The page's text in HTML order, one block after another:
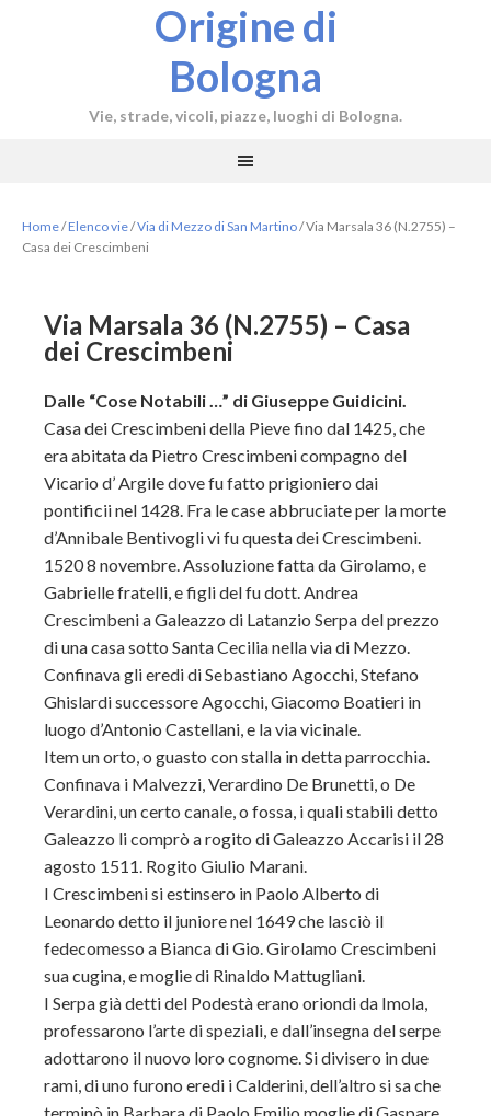
Origine di
Bologna
Vie, strade, vicoli, piazze, luoghi di Bologna.
Home/Elenco vie/Via di Mezzo di San Martino/Via Marsala 36 (N.2755) –
Casa dei Crescimbeni
Via Marsala 36 (N.2755) – Casa
dei Crescimbeni
Dalle “Cose Notabili …” di Giuseppe Guidicini.
Casa dei Crescimbeni della Pieve fino dal 1425, che
era abitata da Pietro Crescimbeni compagno del
Vicario d’ Argile dove fu fatto prigioniero dai
pontificii nel 1428. Fra le case abbruciate per la morte
d’Annibale Bentivogli vi fu questa dei Crescimbeni.
1520 8 novembre. Assoluzione fatta da Girolamo, e
Gabrielle fratelli, e figli del fu dott. Andrea
Crescimbeni a Galeazzo di Latanzio Serpa del prezzo
di una casa sotto Santa Cecilia nella via di Mezzo.
Confinava gli eredi di Sebastiano Agocchi, Stefano
Ghislardi successore Agocchi, Giacomo Boatieri in
luogo d’Antonio Castellani, e la via vicinale.
Item un orto, o guasto con stalla in detta parrocchia.
Confinava i Malvezzi, Verardino De Brunetti, o De
Verardini, un certo canale, o fossa, i quali stabili detto
Galeazzo li comprò a rogito di Galeazzo Accarisi il 28
agosto 1511. Rogito Giulio Marani.
I Crescimbeni si estinsero in Paolo Alberto di
Leonardo detto il juniore nel 1649 che lasciò il
fedecomesso a Bianca di Gio. Girolamo Crescimbeni
sua cugina, e moglie di Rinaldo Mattugliani.
I Serpa già detti del Podestà erano oriondi da Imola,
professarono l’arte di speziali, e dall’insegna del serpe
adottarono il nuovo loro cognome. Si divisero in due
rami, di uno furono eredi i Calderini, dell’altro si sa che